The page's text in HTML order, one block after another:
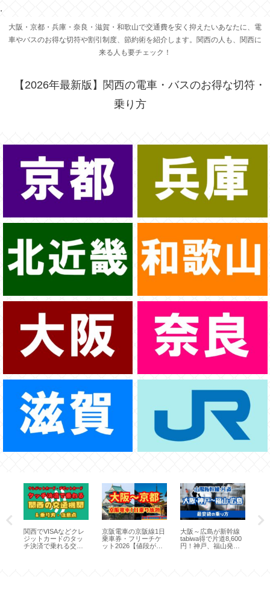
.
大阪・京都・兵庫・奈良・滋賀・和歌山で交通費を安く抑えたいあなたに、電
車やバスのお得な切符や割引制度、節約術を紹介します。関西の人も、関西に
来る人も要チェック！
【2026年最新版】関西の電車・バスのお得な切符・
乗り方
関西でVISAなどクレ
ジットカードのタッ
チ決済で乗れる交通
京阪電車の京阪線1日
乗車券・フリーチケ
ット2026【値段が微
大阪～広島が新幹線
tabiwa得で片道8,600
円！神戸、福山発着